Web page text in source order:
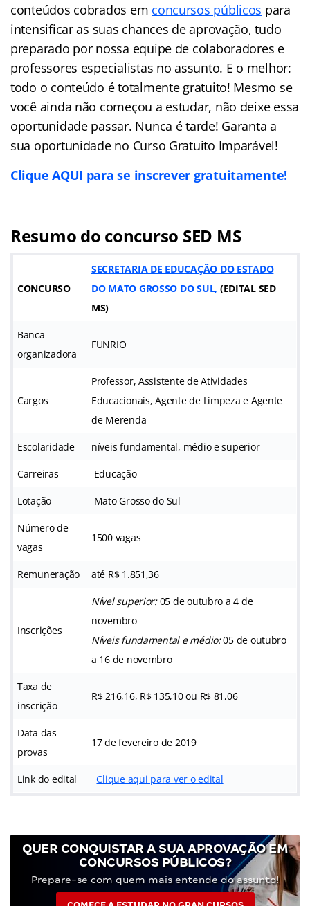
conteúdos cobrados em concursos públicos para
intensificar as suas chances de aprovação, tudo
preparado por nossa equipe de colaboradores e
professores especialistas no assunto. E o melhor:
todo o conteúdo é totalmente gratuito! Mesmo se
você ainda não começou a estudar, não deixe essa
oportunidade passar. Nunca é tarde! Garanta a
sua oportunidade no Curso Gratuito Imparável!
Clique AQUI para se inscrever gratuitamente!
Resumo do concurso SED MS
CONCURSO
SECRETARIA DE EDUCAÇÃO DO ESTADO
DO MATO GROSSO DO SUL, (EDITAL SED
MS)
Banca
organizadora
FUNRIO
Cargos
Professor, Assistente de Atividades
Educacionais, Agente de Limpeza e Agente
de Merenda
Escolaridade níveis fundamental, médio e superior
Carreiras Educação
Lotação Mato Grosso do Sul
Número de
vagas
1500 vagas
Remuneração até R$ 1.851,36
Inscrições
Nível superior:05 de outubro a 4 de
novembro
Níveis fundamental e médio:05 de outubro
a 16 de novembro
Taxa de
inscrição
R$ 216,16, R$ 135,10 ou R$ 81,06
Data das
provas
17 de fevereiro de 2019
Link do edital Clique aqui para ver o edital
QUER CONQUISTAR A SUA APROVAÇÃO EM
CONCURSOS PÚBLICOS?
Prepare-se com quem mais entende do assunto!